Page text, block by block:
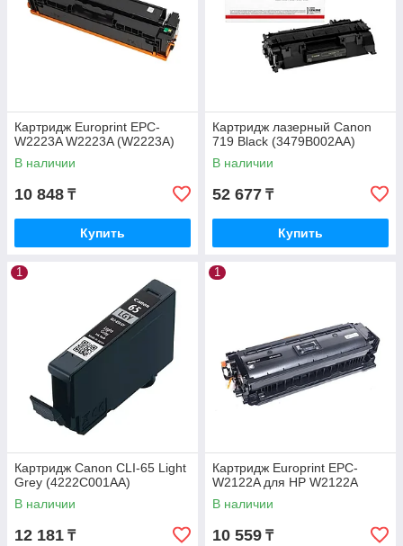
Картридж Europrint EPC-
W2223A W2223A (W2223A)
В наличии
10 848 ₸
Купить
Картридж лазерный Canon
719 Black (3479B002AA)
В наличии
52 677 ₸
Купить
1
Картридж Canon CLI-65 Light
Grey (4222C001AA)
В наличии
12 181 ₸
1
Картридж Europrint EPC-
W2122A для HP W2122A
В наличии
10 559 ₸